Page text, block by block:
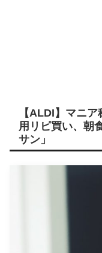
【ALDI】マニ
用リピ買い、朝
サン」